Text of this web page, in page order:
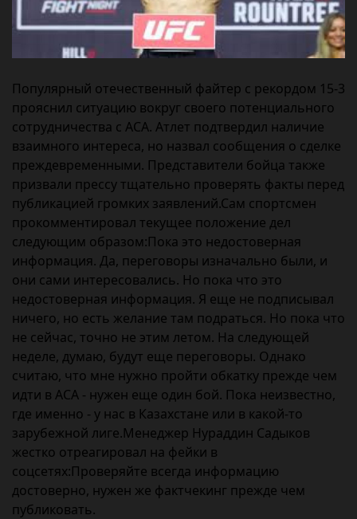
Популярный отечественный файтер с рекордом 15-3
прояснил ситуацию вокруг своего потенциального
сотрудничества с ACA. Атлет подтвердил наличие
взаимного интереса, но назвал сообщения о сделке
преждевременными. Представители бойца также
призвали прессу тщательно проверять факты перед
публикацией громких заявлений.Сам спортсмен
прокомментировал текущее положение дел
следующим образом:Пока это недостоверная
информация. Да, переговоры изначально были, и
они сами интересовались. Но пока что это
недостоверная информация. Я еще не подписывал
ничего, но есть желание там подраться. Но пока что
не сейчас, точно не этим летом. На следующей
неделе, думаю, будут еще переговоры. Однако
считаю, что мне нужно пройти обкатку прежде чем
идти в ACA - нужен еще один бой. Пока неизвестно,
где именно - у нас в Казахстане или в какой-то
зарубежной лиге.Менеджер Нураддин Садыков
жестко отреагировал на фейки в
соцсетях:Проверяйте всегда информацию
достоверно, нужен же фактчекинг прежде чем
публиковать.